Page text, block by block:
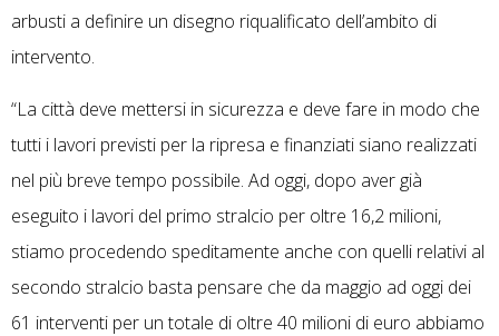
arbusti a definire un disegno riqualificato dell’ambito di
intervento.
“La città deve mettersi in sicurezza e deve fare in modo che
tutti i lavori previsti per la ripresa e finanziati siano realizzati
nel più breve tempo possibile. Ad oggi, dopo aver già
eseguito i lavori del primo stralcio per oltre 16,2 milioni,
stiamo procedendo speditamente anche con quelli relativi al
secondo stralcio basta pensare che da maggio ad oggi dei
61 interventi per un totale di oltre 40 milioni di euro abbiamo